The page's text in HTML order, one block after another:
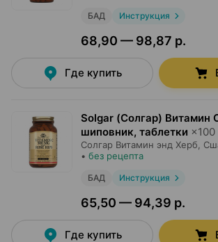
БАД Инструкция
68,90 — 98,87 р.
Где купить
Solgar (Солгар) Витамин
шиповник, таблетки ×100
Солгар Витамин энд Херб ,
• без рецепта
БАД Инструкция
65,50 — 94,39 р.
Где купить